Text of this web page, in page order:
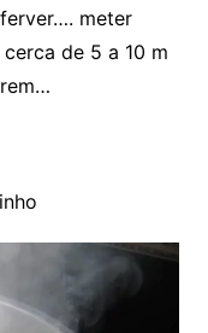
meter
de 5 a 10 m